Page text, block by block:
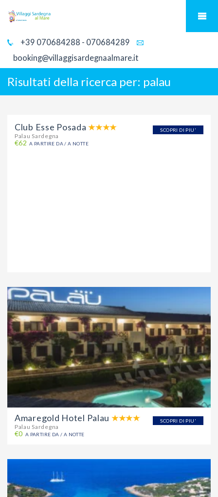
+39 070684288 - 070684289
booking@villaggisardegnaalmare.it
Risultati della ricerca per: palau
SCOPRI DI PIU'
Club Esse Posada
Palau Sardegna
€62 A PARTIRE DA / A NOTTE
SCOPRI DI PIU'
Amaregold Hotel Palau
Palau Sardegna
€0 A PARTIRE DA / A NOTTE